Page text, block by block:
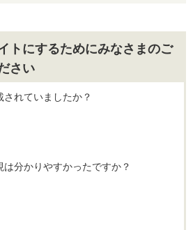
トにするためにみなさまのご
さい
れていましたか？
分かりやすかったですか？